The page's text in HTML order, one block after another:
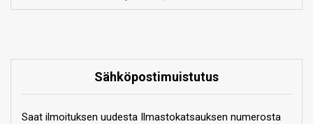
Sähköpostimuistutus
Saat ilmoituksen uudesta Ilmastokatsauksen numerosta